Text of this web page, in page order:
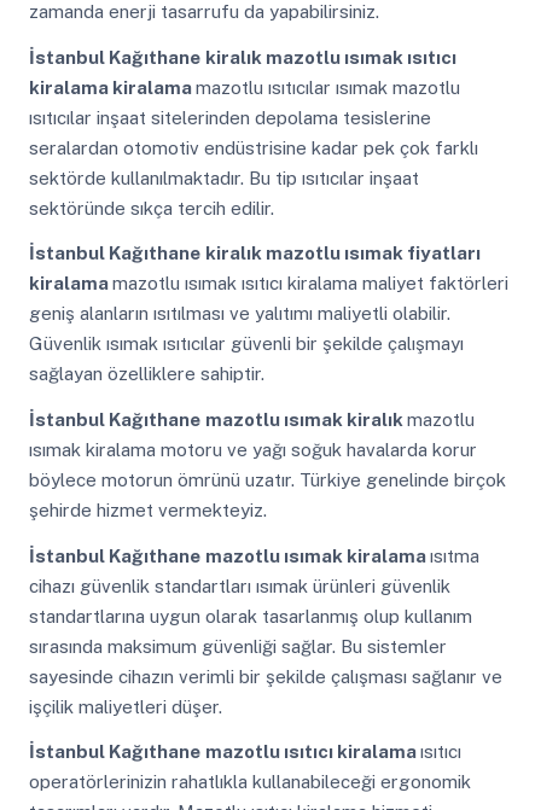
zamanda enerji tasarrufu da yapabilirsiniz.
İstanbul Kağıthane kiralık mazotlu ısımak ısıtıcı
kiralama kiralamamazotlu ısıtıcılar ısımak mazotlu
ısıtıcılar inşaat sitelerinden depolama tesislerine
seralardan otomotiv endüstrisine kadar pek çok farklı
sektörde kullanılmaktadır. Bu tip ısıtıcılar inşaat
sektöründe sıkça tercih edilir.
İstanbul Kağıthane kiralık mazotlu ısımak fiyatları
kiralamamazotlu ısımak ısıtıcı kiralama maliyet faktörleri
geniş alanların ısıtılması ve yalıtımı maliyetli olabilir.
Güvenlik ısımak ısıtıcılar güvenli bir şekilde çalışmayı
sağlayan özelliklere sahiptir.
İstanbul Kağıthane mazotlu ısımak kiralık mazotlu
ısımak kiralama motoru ve yağı soğuk havalarda korur
böylece motorun ömrünü uzatır. Türkiye genelinde birçok
şehirde hizmet vermekteyiz.
İstanbul Kağıthane mazotlu ısımak kiralamaısıtma
cihazı güvenlik standartları ısımak ürünleri güvenlik
standartlarına uygun olarak tasarlanmış olup kullanım
sırasında maksimum güvenliği sağlar. Bu sistemler
sayesinde cihazın verimli bir şekilde çalışması sağlanır ve
işçilik maliyetleri düşer.
İstanbul Kağıthane mazotlu ısıtıcı kiralamaısıtıcı
operatörlerinizin rahatlıkla kullanabileceği ergonomik